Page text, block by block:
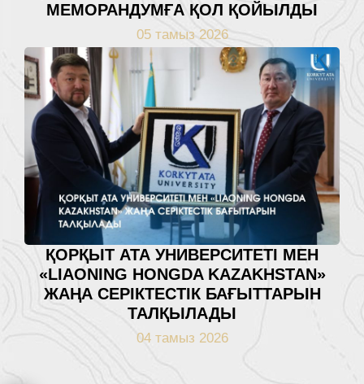
МЕМОРАНДУМҒА ҚОЛ ҚОЙЫЛДЫ
05 тамыз 2026
ҚОРҚЫТ АТА УНИВЕРСИТЕТІ МЕН
«LIAONING HONGDA KAZAKHSTAN»
ЖАҢА СЕРІКТЕСТІК БАҒЫТТАРЫН
ТАЛҚЫЛАДЫ
04 тамыз 2026